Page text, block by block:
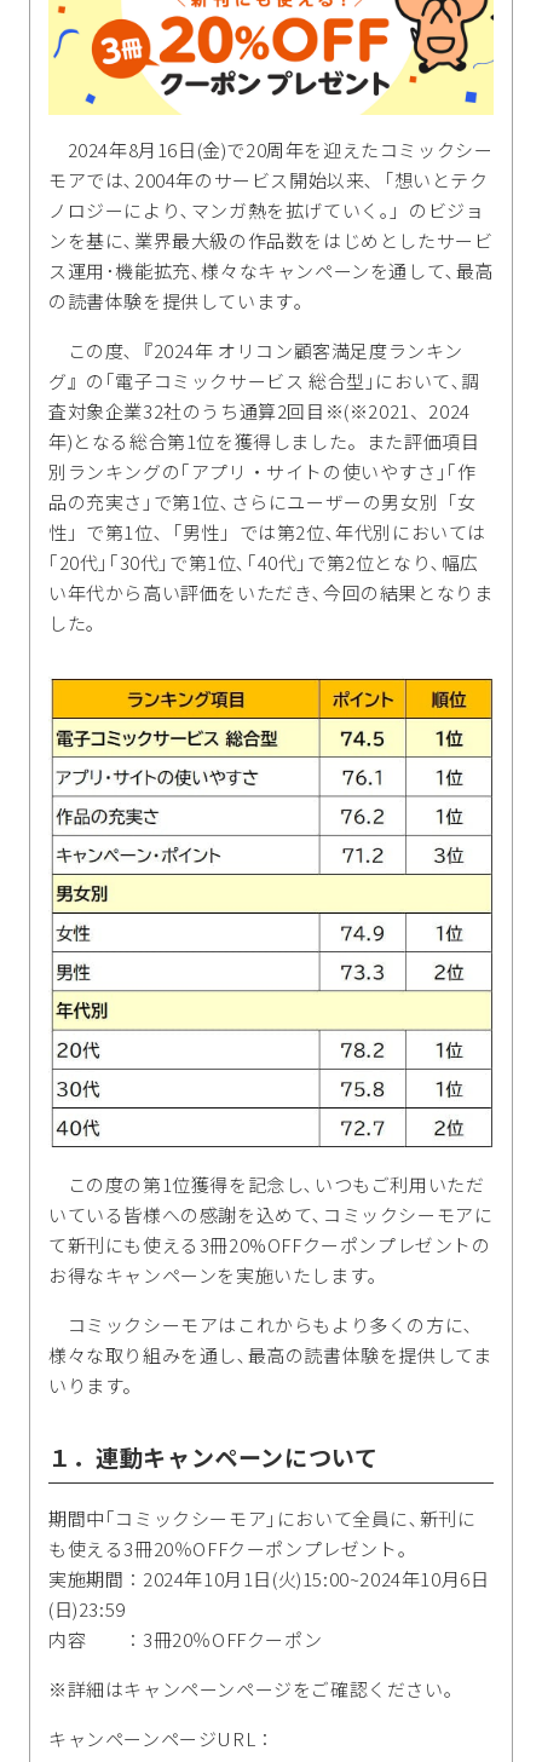
2024年8月16日(金)で20周年を迎えたコミックシー
モアでは､2004年のサービス開始以来､「想いとテク
ノロジーにより､マンガ熱を拡げていく｡」のビジョ
ンを基に､業界最大級の作品数をはじめとしたサービ
ス運用･機能拡充､様々なキャンペーンを通して､最高
の読書体験を提供しています｡
この度､『2024年 オリコン顧客満足度ランキン
グ』の｢電子コミックサービス 総合型｣において､調
査対象企業32社のうち通算2回目※(※2021、2024
年)となる総合第1位を獲得しました。また評価項目
別ランキングの｢アプリ・サイトの使いやすさ｣｢作
品の充実さ｣で第1位､さらにユーザーの男女別「女
性」で第1位､「男性」では第2位､年代別においては
｢20代｣｢30代｣で第1位､｢40代｣で第2位となり､幅広
い年代から高い評価をいただき､今回の結果となりま
した｡
この度の第1位獲得を記念し､いつもご利用いただ
いている皆様への感謝を込めて､コミックシーモアに
て新刊にも使える3冊20%OFFクーポンプレゼントの
お得なキャンペーンを実施いたします｡
コミックシーモアはこれからもより多くの方に､
様々な取り組みを通し､最高の読書体験を提供してま
いります。
１．連動キャンペーンについて
期間中｢コミックシーモア｣において全員に､新刊に
も使える3冊20％OFFクーポンプレゼント｡
実施期間：2024年10月1日(火)15:00~2024年10月6日
(日)23:59
内容 ：3冊20％OFFクーポン
※詳細はキャンペーンページをご確認ください｡
キャンペーンページURL：